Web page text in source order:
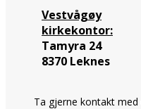
Vestvågøy
kirkekontor:
Tamyra 24
8370 Leknes
Ta gjerne kontakt